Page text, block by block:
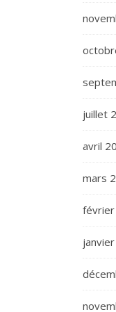
juillet
avril
mars